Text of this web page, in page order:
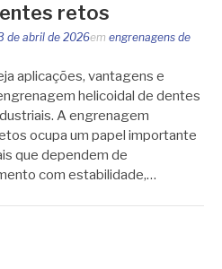
retos
de abril de 2026em engrenagens de
aplicações, vantagens e
helicoidal de dentes
A engrenagem
ocupa um papel importante
que dependem de
com estabilidade,…